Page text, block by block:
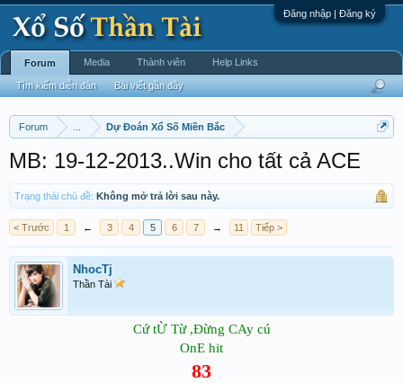
Đăng nhập | Đăng ký
Forum Dự Đoán Xổ Số Miền Bắc
MB: 19-12-2013..Win cho tất cả ACE
Trạng thái chủ đề: Không mở trả lời sau này.
< Trước 1 ← 3 4 5 6 7 → 11 Tiếp >
NhocTj
Thần Tài
Cứ tỪ Từ ,Đừng CAy cú
OnE hit
83
Forum
Tìm kiếm diễn đàn Bài viết gần đây
Media Thành viên Help Links